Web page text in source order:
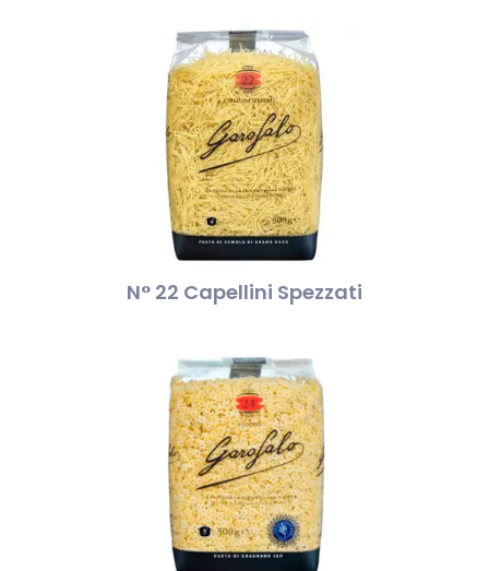
N° 22 Capellini Spezzati